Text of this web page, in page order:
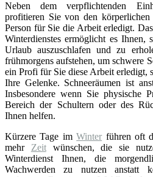
Neben dem verpflichtenden
profitieren Sie von den
Person für Sie die Arbeit erledigt.
Winterdienstes ermöglicht es Ihnen,
Urlaub auszuschlafen und zu
frühmorgens aufstehen, um schwere
ein Profi für Sie diese Arbeit erledigt,
Ihre Gelenke. Schneeräumen ist
Insbesondere wenn Sie physische
Bereich der Schultern oder des
Ihnen helfen.
Kürzere Tage imWinter führen oft
mehr Zeitwünschen, die sie
Winterdienst Ihnen, die
Wachwerden zu nutzen anstatt